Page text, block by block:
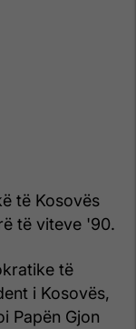
të Kosovës
të viteve '90.
të
i Kosovës,
Papën Gjon